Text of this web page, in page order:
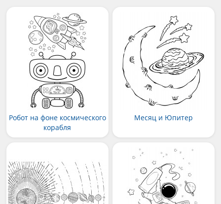
Робот на фоне космического
корабля
Месяц и Юпитер